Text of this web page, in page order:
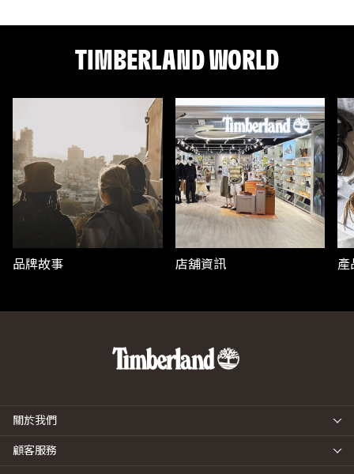
TIMBERLAND WORLD
品牌故事 店舖資訊 產
關於我們
顧客服務